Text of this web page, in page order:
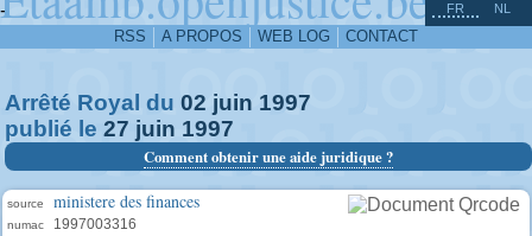
-
RSS A PROPOS WEB LOG CONTACT
FR NL
Arrêté Royal du 02 juin 1997
publié le 27 juin 1997
Comment obtenir une aide juridique ?
source ministere des finances
numac 1997003316
^